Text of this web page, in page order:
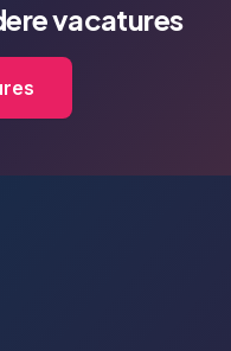
vacatures